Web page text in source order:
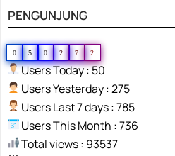
PENGUNJUNG
0 5 0 2 7 2
Users Today : 50
Users Yesterday : 275
Users Last 7 days : 785
Users This Month : 736
Total views : 93537